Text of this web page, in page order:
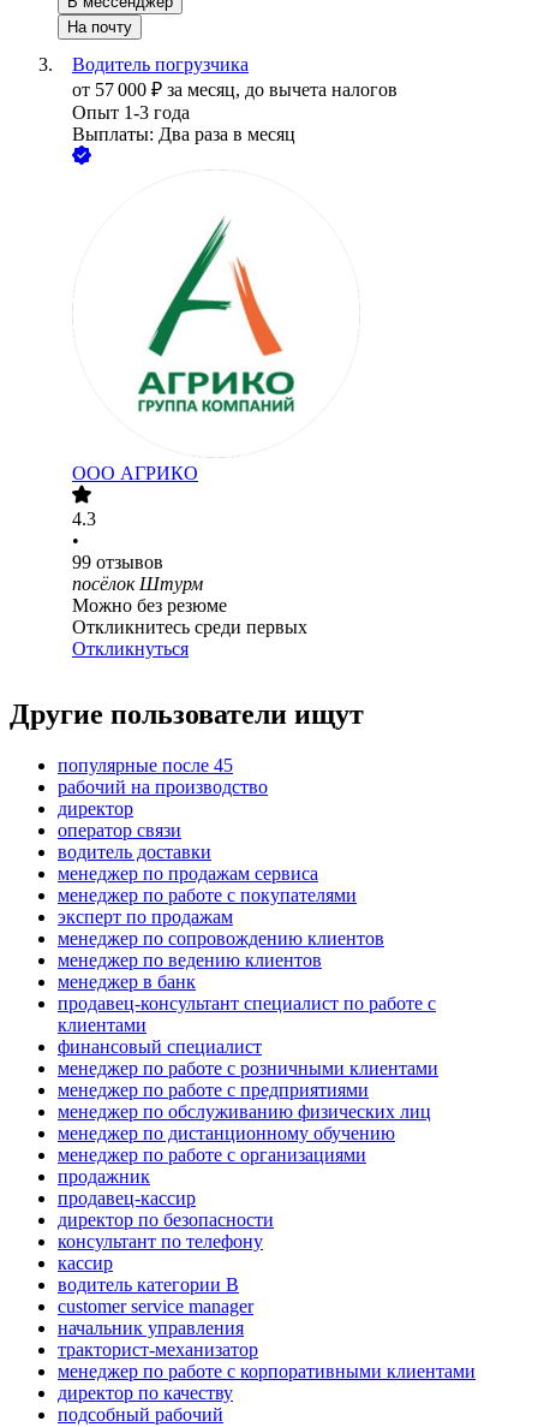
На почту
Водитель погрузчика
от 57 000 ₽ за месяц, до вычета налогов
Опыт 1-3 года
Выплаты: Два раза в месяц
ООО АГРИКО
4.3
•
99 отзывов
посёлок Штурм
Можно без резюме
Откликнитесь среди первых
Откликнуться
Другие пользователи ищут
популярные после 45
рабочий на производство
директор
оператор связи
водитель доставки
менеджер по продажам сервиса
менеджер по работе с покупателями
эксперт по продажам
менеджер по сопровождению клиентов
менеджер по ведению клиентов
менеджер в банк
продавец-консультант специалист по работе с
клиентами
финансовый специалист
менеджер по работе с розничными клиентами
менеджер по работе с предприятиями
менеджер по обслуживанию физических лиц
менеджер по дистанционному обучению
менеджер по работе с организациями
продажник
продавец-кассир
директор по безопасности
консультант по телефону
кассир
водитель категории B
customer service manager
начальник управления
тракторист-механизатор
менеджер по работе с корпоративными клиентами
директор по качеству
подсобный рабочий